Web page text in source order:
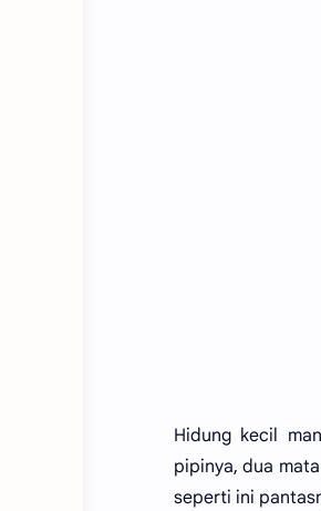
Hidung kecil
pipinya, dua
seperti ini